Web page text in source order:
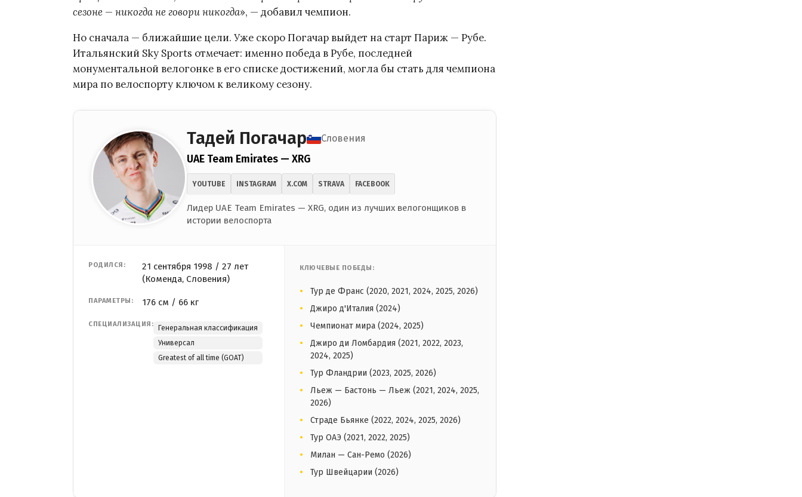
сезоне — никогда не говори никогда», — добавил чемпион.
Но сначала — ближайшие цели. Уже скоро Погачар выйдет на старт Париж — Рубе.
Итальянский Sky Sports отмечает: именно победа в Рубе, последней
монументальной велогонке в его списке достижений, могла бы стать для чемпиона
мира по велоспорту ключом к великому сезону.
Тадей Погачар Словения
UAE Team Emirates — XRG
YOUTUBE INSTAGRAM X.COM STRAVA FACEBOOK
Лидер UAE Team Emirates — XRG, один из лучших велогонщиков в
истории велоспорта
РОДИЛСЯ:
21 сентября 1998 / 27 лет
(Коменда, Словения)
ПАРАМЕТРЫ: 176 см / 66 кг
СПЕЦИАЛИЗАЦИЯ:
Генеральная классификация
Универсал
Greatest of all time (GOAT)
КЛЮЧЕВЫЕ ПОБЕДЫ:
Тур де Франс (2020, 2021, 2024, 2025, 2026)
Джиро д'Италия (2024)
Чемпионат мира (2024, 2025)
Джиро ди Ломбардия (2021, 2022, 2023,
2024, 2025)
Тур Фландрии (2023, 2025, 2026)
Льеж — Бастонь — Льеж (2021, 2024, 2025,
2026)
Страде Бьянке (2022, 2024, 2025, 2026)
Тур ОАЭ (2021, 2022, 2025)
Милан — Сан-Ремо (2026)
Тур Швейцарии (2026)